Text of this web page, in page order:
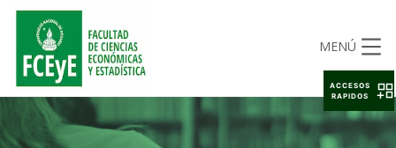
MENÚ
ACCESOS
RAPIDOS